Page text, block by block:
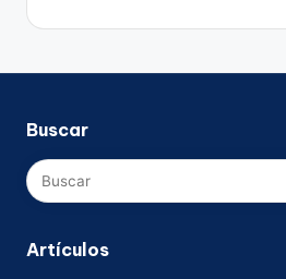
Buscar
Artículos